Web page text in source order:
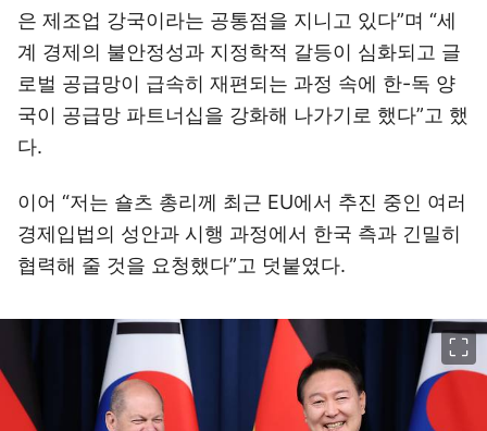
은 제조업 강국이라는 공통점을 지니고 있다”며 “세
계 경제의 불안정성과 지정학적 갈등이 심화되고 글
로벌 공급망이 급속히 재편되는 과정 속에 한-독 양
국이 공급망 파트너십을 강화해 나가기로 했다”고 했
다.
이어 “저는 숄츠 총리께 최근 EU에서 추진 중인 여러
경제입법의 성안과 시행 과정에서 한국 측과 긴밀히
협력해 줄 것을 요청했다”고 덧붙였다.